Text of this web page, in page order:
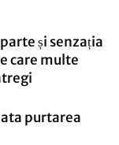
și senzația
care multe
purtarea